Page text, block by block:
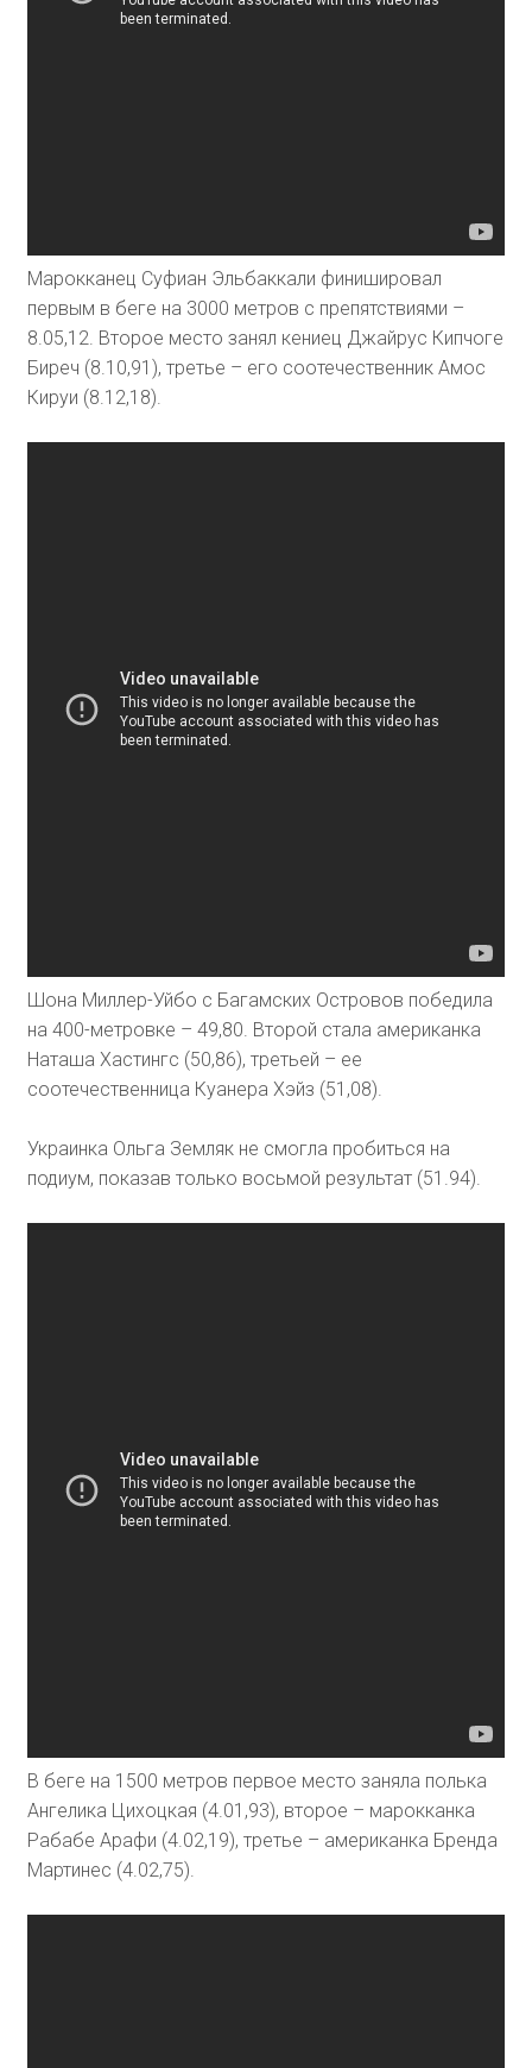
Марокканец Суфиан Эльбаккали финишировал
первым в беге на 3000 метров с препятствиями –
8.05,12. Второе место занял кениец Джайрус Кипчоге
Биреч (8.10,91), третье – его соотечественник Амос
Кируи (8.12,18).
Шона Миллер-Уйбо с Багамских Островов победила
на 400-метровке – 49,80. Второй стала американка
Наташа Хастингс (50,86), третьей – ее
соотечественница Куанера Хэйз (51,08).
Украинка Ольга Земляк не смогла пробиться на
подиум, показав только восьмой результат (51.94).
В беге на 1500 метров первое место заняла полька
Ангелика Цихоцкая (4.01,93), второе – марокканка
Рабабе Арафи (4.02,19), третье – американка Бренда
Мартинес (4.02,75).